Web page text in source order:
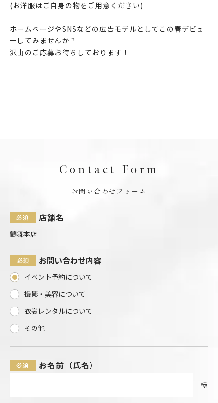
(お洋服はご自身の物をご用意ください)
ホームページやSNSなどの広告モデルとしてこの春デビュ
ーしてみませんか？
沢山のご応募お待ちしております！
Contact Form
お問い合わせフォーム
店舗名
鶴舞本店
お問い合わせ内容
イベント予約について
撮影・美容について
衣裳レンタルについて
その他
お名前（氏名）
様